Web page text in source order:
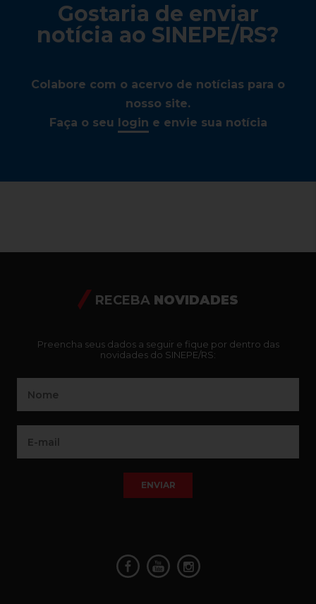
Gostaria de enviar
notícia ao SINEPE/RS?
Colabore com o acervo de notícias para o
nosso site.
Faça o seu
login e envie sua notícia
RECEBA NOVIDADES
Preencha seus dados a seguir e fique por dentro das
novidades do SINEPE/RS:
ENVIAR